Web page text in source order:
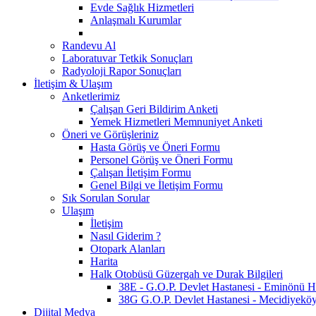
Evde Sağlık Hizmetleri
Anlaşmalı Kurumlar
Randevu Al
Laboratuvar Tetkik Sonuçları
Radyoloji Rapor Sonuçları
İletişim & Ulaşım
Anketlerimiz
Çalışan Geri Bildirim Anketi
Yemek Hizmetleri Memnuniyet Anketi
Öneri ve Görüşleriniz
Hasta Görüş ve Öneri Formu
Personel Görüş ve Öneri Formu
Çalışan İletişim Formu
Genel Bilgi ve İletişim Formu
Sık Sorulan Sorular
Ulaşım
İletişim
Nasıl Giderim ?
Otopark Alanları
Harita
Halk Otobüsü Güzergah ve Durak Bilgileri
38E - G.O.P. Devlet Hastanesi - Eminönü
38G G.O.P. Devlet Hastanesi -
Dijital Medya